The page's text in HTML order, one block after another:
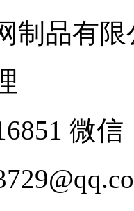
制品有限
微信